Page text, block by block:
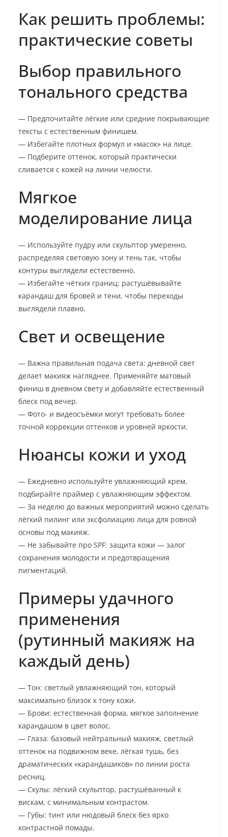
Как решить проблемы:
практические советы
Выбор правильного
тонального средства
— Предпочитайте лёгкие или средние покрывающие
тексты с естественным финишем.
— Избегайте плотных формул и «масок» на лице.
— Подберите оттенок, который практически
сливается с кожей на линии челюсти.
Мягкое
моделирование лица
— Используйте пудру или скульптор умеренно,
распределяя световую зону и тень так, чтобы
контуры выглядели естественно.
— Избегайте чётких границ: растушёвывайте
карандаш для бровей и тени, чтобы переходы
выглядели плавно.
Свет и освещение
— Важна правильная подача света: дневной свет
делает макияж нагляднее. Применяйте матовый
финиш в дневном свету и добавляйте естественный
блеск под вечер.
— Фото- и видеосъёмки могут требовать более
точной коррекции оттенков и уровней яркости.
Нюансы кожи и уход
— Ежедневно используйте увлажняющий крем,
подбирайте праймер с увлажняющим эффектом.
— За неделю до важных мероприятий можно сделать
лёгкий пилинг или эксфолиацию лица для ровной
основы под макияж.
— Не забывайте про SPF: защита кожи — залог
сохранения молодости и предотвращения
пигментаций.
Примеры удачного
применения
(рутинный макияж на
каждый день)
— Тон: светлый увлажняющий тон, который
максимально близок к тону кожи.
— Брови: естественная форма, мягкое заполнение
карандашом в цвет волос.
— Глаза: базовый нейтральный макияж, светлый
оттенок на подвижном веке, лёгкая тушь, без
драматических «карандашиков» по линии роста
ресниц.
— Скулы: лёгкий скульптор, растушёванный к
вискам, с минимальным контрастом.
— Губы: тинт или нюдовый блеск без ярко
контрастной помады.